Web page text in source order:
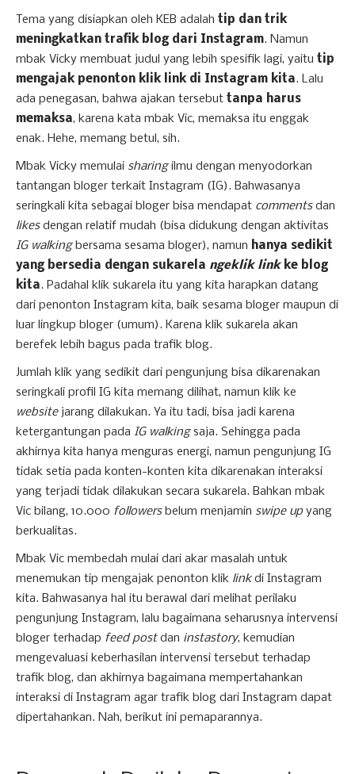
Tema yang disiapkan oleh KEB adalah tip dan trik
meningkatkan trafik blog dari Instagram. Namun
mbak Vicky membuat judul yang lebih spesifik lagi, yaitu tip
mengajak penonton klik link di Instagram kita. Lalu
ada penegasan, bahwa ajakan tersebut tanpa harus
memaksa, karena kata mbak Vic, memaksa itu enggak
enak. Hehe, memang betul, sih.
Mbak Vicky memulai sharingilmu dengan menyodorkan
tantangan bloger terkait Instagram (IG). Bahwasanya
seringkali kita sebagai bloger bisa mendapat commentsdan
likesdengan relatif mudah (bisa didukung dengan aktivitas
IG walking bersama sesama bloger), namun hanya sedikit
yang bersedia dengan sukarela ngeklik link ke blog
kita. Padahal klik sukarela itu yang kita harapkan datang
dari penonton Instagram kita, baik sesama bloger maupun di
luar lingkup bloger (umum). Karena klik sukarela akan
berefek lebih bagus pada trafik blog.
Jumlah klik yang sedikit dari pengunjung bisa dikarenakan
seringkali profil IG kita memang dilihat, namun klik ke
website jarang dilakukan. Ya itu tadi, bisa jadi karena
ketergantungan pada IG walkingsaja. Sehingga pada
akhirnya kita hanya menguras energi, namun pengunjung IG
tidak setia pada konten-konten kita dikarenakan interaksi
yang terjadi tidak dilakukan secara sukarela. Bahkan mbak
Vic bilang, 10.000 followers belum menjamin swipe upyang
berkualitas.
Mbak Vic membedah mulai dari akar masalah untuk
menemukan tip mengajak penonton klik linkdi Instagram
kita. Bahwasanya hal itu berawal dari melihat perilaku
pengunjung Instagram, lalu bagaimana seharusnya intervensi
bloger terhadap feed postdan instastory, kemudian
mengevaluasi keberhasilan intervensi tersebut terhadap
trafik blog, dan akhirnya bagaimana mempertahankan
interaksi di Instagram agar trafik blog dari Instagram dapat
dipertahankan. Nah, berikut ini pemaparannya.